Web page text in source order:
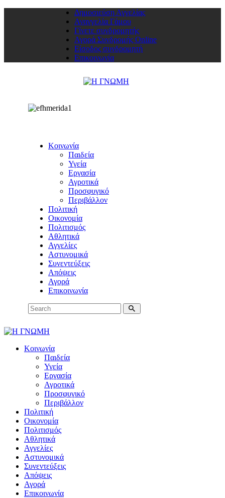
Δημοσιεύση Αγγελίας
Αναγγελία Γάμου
Γίνετε συνδρομητής
Αγορά Συνδρομής Online
Είσοδος συνδρομητή
Επικοινωνία
Κοινωνία
Παιδεία
Υγεία
Εργασία
Αγροτικά
Προσφυγικό
Περιβάλλον
Πολιτική
Οικονομία
Πολιτισμός
Αθλητικά
Αγγελίες
Αστυνομικά
Συνεντεύξεις
Απόψεις
Αγορά
Επικοινωνία
Κοινωνία
Παιδεία
Υγεία
Εργασία
Αγροτικά
Προσφυγικό
Περιβάλλον
Πολιτική
Οικονομία
Πολιτισμός
Αθλητικά
Αγγελίες
Αστυνομικά
Συνεντεύξεις
Απόψεις
Αγορά
Επικοινωνία